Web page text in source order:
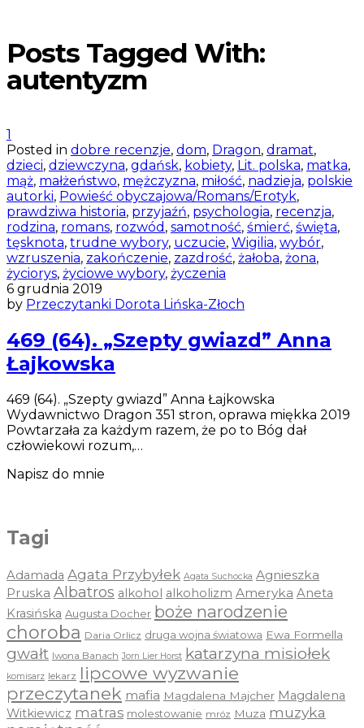
Posts Tagged With:
autentyzm
1
Posted in dobre recenzje, dom, Dragon, dramat,
dzieci, dziewczyna, gdańsk, kobiety, Lit. polska, matka,
mąż, małżeństwo, mężczyzna, miłość, nadzieja, polskie
autorki, Powieść obyczajowa/Romans/Erotyk,
prawdziwa historia, przyjaźń, psychologia, recenzja,
rodzina, romans, rozwód , samotność, śmierć, święta,
tęsknota, trudne wybory, uczucie, Wigilia, wybór,
wzruszenia, zakończenie, zazdrość, żałoba, żona,
życiorys, życiowe wybory, życzenia
6 grudnia 2019
by Przeczytanki Dorota Lińska-Złoch
469 (64). „Szepty gwiazd” Anna
Łajkowska
469 (64). „Szepty gwiazd” Anna Łajkowska
Wydawnictwo Dragon 351 stron, oprawa miękka 2019
Powtarzała za każdym razem, że po to Bóg dał
człowiekowi rozum,…
Napisz do mnie
Tagi
Adamada Agata Przybyłek Agata Suchocka Agnieszka
Pruska Albatros alkohol alkoholizm Ameryka Aneta
Krasińska Augusta Docher boże narodzenie
choroba Daria Orlicz druga wojna światowa Ewa Formella
gwałt Iwona Banach Jorn Lier Horst katarzyna misiołek
komisarz lekarz lipcowe wyzwanie
przeczytanek mafia Magdalena Majcher Magdalena
Witkiewicz matras molestowanie mróz Muza muzyka